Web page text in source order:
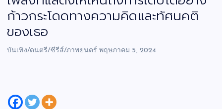
ก้าวกระโดดทางความคิดและทัศนคติ
ของเธอ
บันเทิง/ดนตรี/ซีรีส์/ภาพยนตร์ พฤษภาคม 5, 2024